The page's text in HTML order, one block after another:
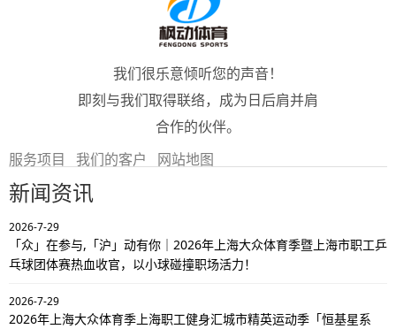
我们很乐意倾听您的声音！
即刻与我们取得联络，成为日后肩并肩
合作的伙伴。
服务项目
我们的客户 网站地图
新闻资讯
2026-7-29
「众」在参与,「沪」动有你｜2026年上海大众体育季暨上海市职工乒
乓球团体赛热血收官，以小球碰撞职场活力！
2026-7-29
2026年上海大众体育季上海职工健身汇城市精英运动季「恒基星系